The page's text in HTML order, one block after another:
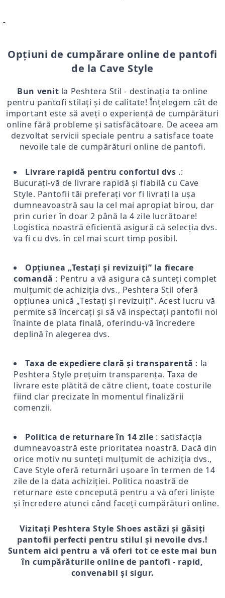
-
Opțiuni de cumpărare online de pantofi
de la Cave Style
Bun venit la Peshtera Stil - destinația ta online
pentru pantofi stilați și de calitate! Înțelegem cât de
important este să aveți o experiență de cumpărături
online fără probleme și satisfăcătoare. De aceea am
dezvoltat servicii speciale pentru a satisface toate
nevoile tale de cumpărături online de pantofi.
Livrare rapidă pentru confortul dvs .:
Bucurați-vă de livrare rapidă și fiabilă cu Cave
Style. Pantofii tăi preferați vor fi livrați la ușa
dumneavoastră sau la cel mai apropiat birou, dar
prin curier în doar 2 până la 4 zile lucrătoare!
Logistica noastră eficientă asigură că selecția dvs.
va fi cu dvs. în cel mai scurt timp posibil.
Opțiunea „Testați și revizuiți” la fiecare
comandă : Pentru a vă asigura că sunteți complet
mulțumit de achiziția dvs., Peshtera Stil oferă
opțiunea unică „Testați și revizuiți”. Acest lucru vă
permite să încercați și să vă inspectați pantofii noi
înainte de plata finală, oferindu-vă încredere
deplină în alegerea dvs.
Taxa de expediere clară și transparentă : la
Peshtera Style prețuim transparența. Taxa de
livrare este plătită de către client, toate costurile
fiind clar precizate în momentul finalizării
comenzii.
Politica de returnare în 14 zile : satisfacția
dumneavoastră este prioritatea noastră. Dacă din
orice motiv nu sunteți mulțumit de achiziția dvs.,
Cave Style oferă returnări ușoare în termen de 14
zile de la data achiziției. Politica noastră de
returnare este concepută pentru a vă oferi liniște
și încredere atunci când faceți cumpărături online.
Vizitați Peshtera Style Shoes astăzi și găsiți
pantofii perfecti pentru stilul și nevoile dvs.!
Suntem aici pentru a vă oferi tot ce este mai bun
în cumpărăturile online de pantofi - rapid,
convenabil și sigur.